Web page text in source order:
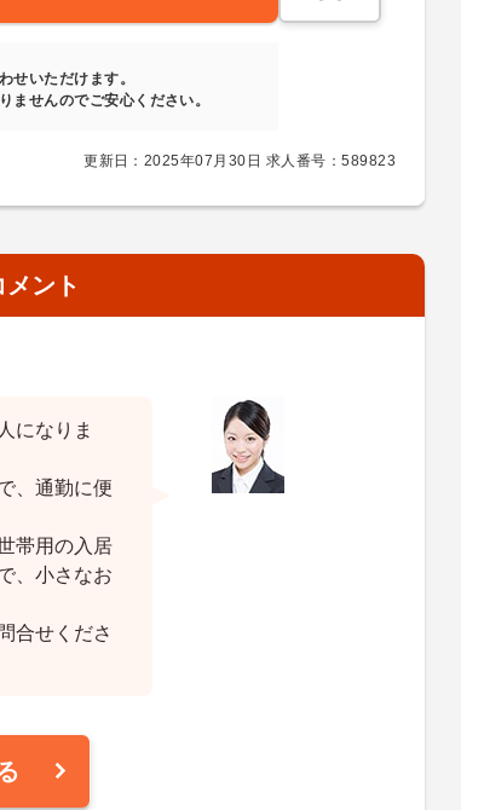
せいただけます。
ませんのでご安心ください。
更新日：2025年07月30日 求人番号：589823
ント
になりま
、通勤に便
帯用の入居
、小さなお
合せくださ